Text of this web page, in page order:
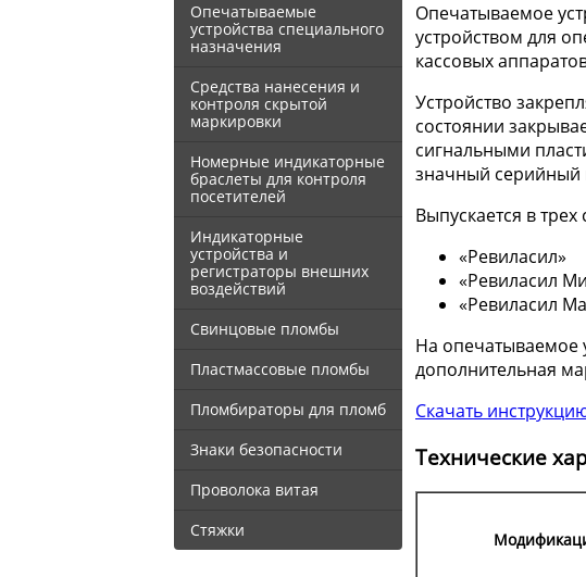
Опечатываемые
устройства специального
назначения
Средства нанесения и
контроля скрытой
маркировки
Номерные индикаторные
браслеты для контроля
посетителей
Индикаторные
устройства и
регистраторы внешних
воздействий
Свинцовые пломбы
Пластмассовые пломбы
Пломбираторы для пломб
Знаки безопасности
Проволока витая
Стяжки
Опечатываемое
устройством для
кассовых
Устройство
состоянии
сигнальными
значный серийный
Выпускается в
«Ревиласил»
«Ревиласил
«Ревиласил
На опечатываемое
дополнительная
Скачать
Технические